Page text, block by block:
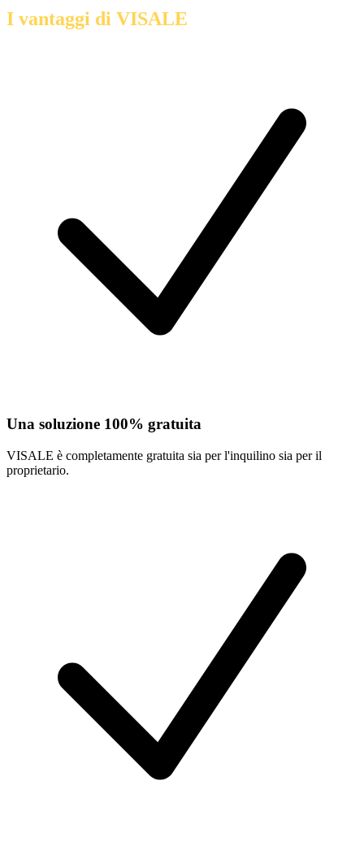
I vantaggi di VISALE
Una soluzione 100% gratuita
VISALE è completamente gratuita sia per l'inquilino sia per il
proprietario.